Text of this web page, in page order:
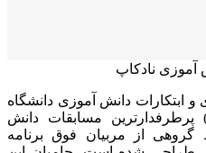
آموزی نادکاپ
ابتکارات دانش آموزی دانشگاه
مسابقات دانش
از مربیان فوق برنامه